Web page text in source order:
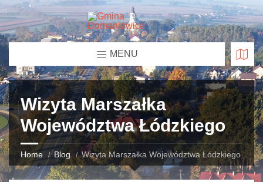
MENU
Wizyta Marszałka
Województwa Łódzkiego
Home Blog Wizyta Marszałka Województwa Łódzkiego